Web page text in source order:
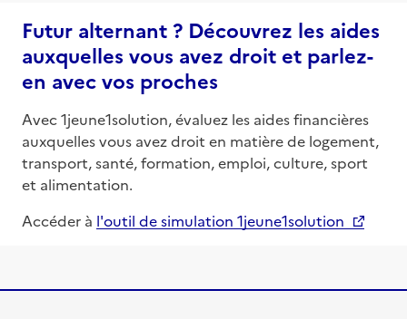
Futur alternant ? Découvrez les aides
auxquelles vous avez droit et parlez-
en avec vos proches
Avec 1jeune1solution, évaluez les aides financières
auxquelles vous avez droit en matière de logement,
transport, santé, formation, emploi, culture, sport
et alimentation.
Accéder à l'outil de simulation 1jeune1solution